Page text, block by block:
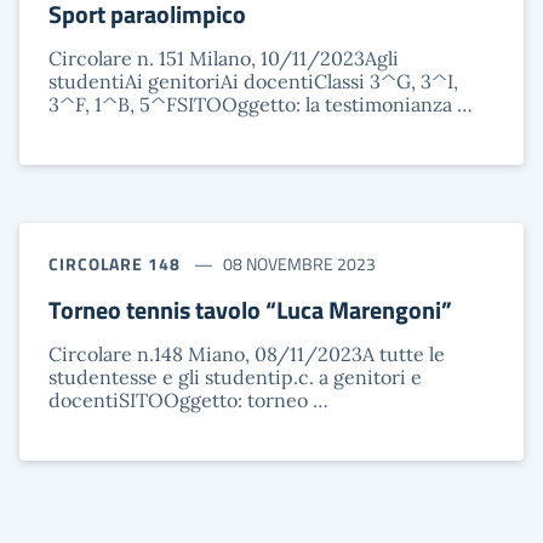
Sport paraolimpico
Circolare n. 151 Milano, 10/11/2023Agli
studentiAi genitoriAi docentiClassi 3^G, 3^I,
3^F, 1^B, 5^FSITOOggetto: la testimonianza …
CIRCOLARE 148 08 NOVEMBRE 2023
Torneo tennis tavolo “Luca Marengoni”
Circolare n.148 Miano, 08/11/2023A tutte le
studentesse e gli studentip.c. a genitori e
docentiSITOOggetto: torneo …